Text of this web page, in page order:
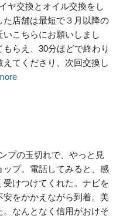
ヤ交換とオイル交換をし
店舗は最短で３月以降の
こちらにお願いしまし
らえ、30分ほどで終わり
てくださり、次回交換し
プの玉切れで、やっと見
プ。電話してみると、感
受けつけてくれた。ナビを
をかかえながら到着。美
。なんとなく信用がおけそ